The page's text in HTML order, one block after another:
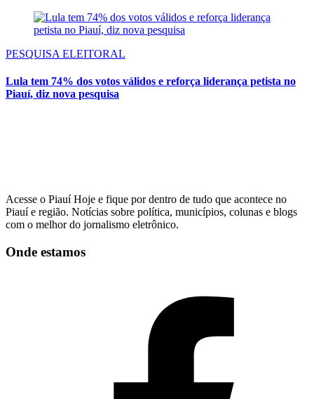
PESQUISA ELEITORAL
Lula tem 74% dos votos válidos e reforça liderança petista no
Piauí, diz nova pesquisa
Acesse o Piauí Hoje e fique por dentro de tudo que acontece no
Piauí e região. Notícias sobre política, municípios, colunas e blogs
com o melhor do jornalismo eletrônico.
Onde estamos